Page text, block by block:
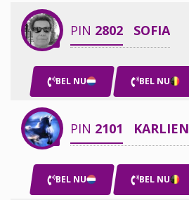
PIN 2802 SOFIA
BEL NU BEL NU
PIN 2101 KARLIEN
BEL NU BEL NU